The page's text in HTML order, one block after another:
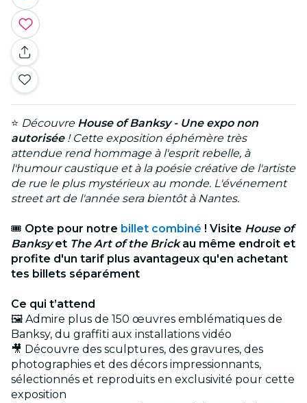
⭐ Découvre House of Banksy - Une expo non
autorisée! Cette exposition éphémère très
attendue rend hommage à l'esprit rebelle, à
l'humour caustique et à la poésie créative de l'artiste
de rue le plus mystérieux au monde. L'événement
street art de l'année sera bientôt à Nantes.
🎟 Opte pour notre billet combiné ! Visite House of
Banksyet The Art of the Brickau même endroit et
profite d'un tarif plus avantageux qu'en achetant
tes billets séparément
Ce qui t’attend
🖼️ Admire plus de 150 œuvres emblématiques de
Banksy, du graffiti aux installations vidéo
🎥 Découvre des sculptures, des gravures, des
photographies et des décors impressionnants,
sélectionnés et reproduits en exclusivité pour cette
exposition